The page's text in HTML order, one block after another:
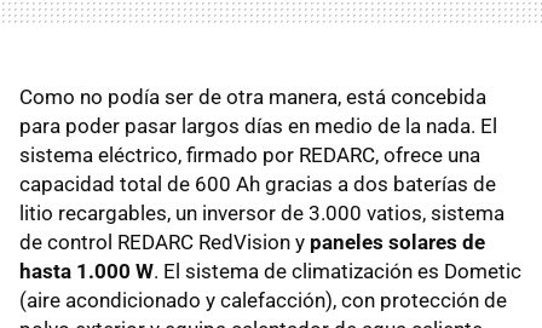
Como no podía ser de otra manera, está concebida
para poder pasar largos días en medio de la nada. El
sistema eléctrico, firmado por REDARC, ofrece una
capacidad total de 600 Ah gracias a dos baterías de
litio recargables, un inversor de 3.000 vatios, sistema
de control REDARC RedVision y paneles solares de
hasta 1.000 W. El sistema de climatización es Dometic
(aire acondicionado y calefacción), con protección de